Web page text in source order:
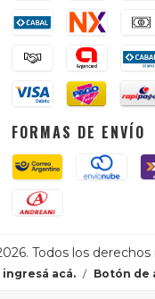
FORMAS DE ENVÍO
Todos los derechos
ingresá acá. / Botón de